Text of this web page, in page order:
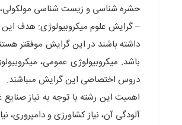
حشره شناسى و زیست شناسی
– گرایش علوم میکروبیولوژى: هدف
داشته باشند در این گرایش موفقتر
باشد. میکروبیولوژى عمومی،
دروس اختصاصى این گرایش مىباشند.
اهمیت این رشته با توجه به نیاز
آلودگى آن، نیاز کشاورزى و